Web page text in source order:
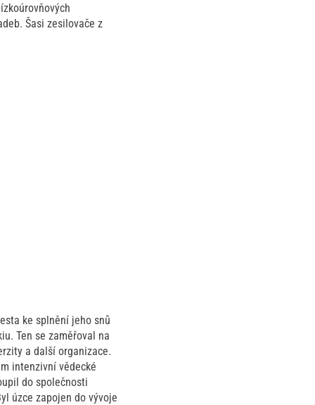
Šasi zesilovače z
ke splnění jeho snů
Ten se zaměřoval na
a další organizace.
intenzivní vědecké
do společnosti
úzce zapojen do vývoje